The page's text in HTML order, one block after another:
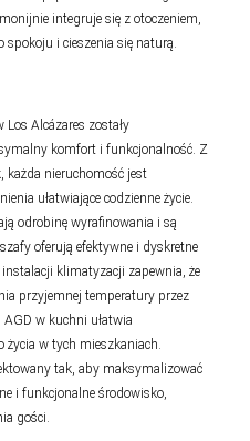
integruje się z otoczeniem,
spokoju i cieszenia się naturą.
Alcázares zostały
komfort i funkcjonalność. Z
każda nieruchomość jest
ułatwiające codzienne życie.
odrobinę wyrafinowania i są
oferują efektywne i dyskretne
klimatyzacji zapewnia, że
przyjemnej temperatury przez
AGD w kuchni ułatwia
życia w tych mieszkaniach.
tak, aby maksymalizować
i funkcjonalne środowisko,
gości.